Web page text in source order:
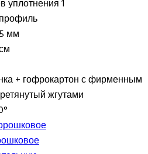
уплотнения1
мм
+ гофрокартон с фирменным
жгутами